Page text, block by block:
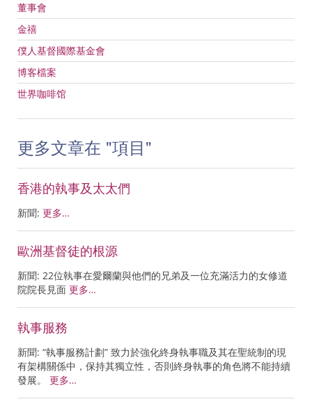
董事會
金禧
僕人基督國際基金會
博客檔案
世界咖啡馆
更多文章在 "項目"
香港的執事及太太們
新聞: 更多…
歐洲基督徒的根源
新聞: 22位執事在愛爾蘭與他們的兄弟及一位充滿活力的女修道
院院長見面 更多…
執事服務
新聞: “執事服務計劃” 致力於強化終身執事職及其在聖統制的現
有架構關係中，保持其獨立性，否則終身執事的角色將不能持續
發展。 更多…